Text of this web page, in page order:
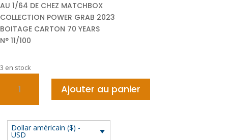
AU 1/64 DE CHEZ MATCHBOX
COLLECTION POWER GRAB 2023
BOITAGE CARTON 70 YEARS
N° 11/100
3 en stock
1980
Ajouter au panier
Dollar américain ($) -
USD